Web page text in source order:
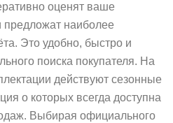
оценят ваше
предложат наиболее
Это удобно, быстро и
поиска покупателя. На
действуют сезонные
о которых всегда доступна
Выбирая официального